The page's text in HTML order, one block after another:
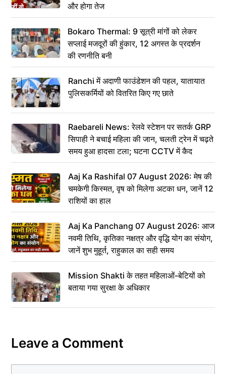
और होगा तेज
Bokaro Thermal: 9 सूत्री मांगों को लेकर
सप्लाई मजदूरों की हुंकार, 12 अगस्त के प्रदर्शन
की रणनीति बनी
Ranchi में अदाणी फाउंडेशन की पहल, यातायात
पुलिसकर्मियों को वितरित किए गए छाते
Raebareli News: रेलवे स्टेशन पर सतर्क GRP
सिपाही ने बचाई महिला की जान, चलती ट्रेन में चढ़ते
समय हुआ हादसा टला; घटना CCTV में कैद
Aaj Ka Rashifal 07 August 2026: मेष की
चमकेगी किस्मत, वृष को मिलेगा अटका धन, जानें 12
राशियों का हाल
Aaj Ka Panchang 07 August 2026: आज
नवमी तिथि, कृतिका नक्षत्र और वृद्धि योग का संयोग,
जानें शुभ मुहूर्त, राहुकाल का सही समय
Mission Shakti के तहत महिलाओं-बेटियों को
बताया गया सुरक्षा के अधिकार
Leave a Comment